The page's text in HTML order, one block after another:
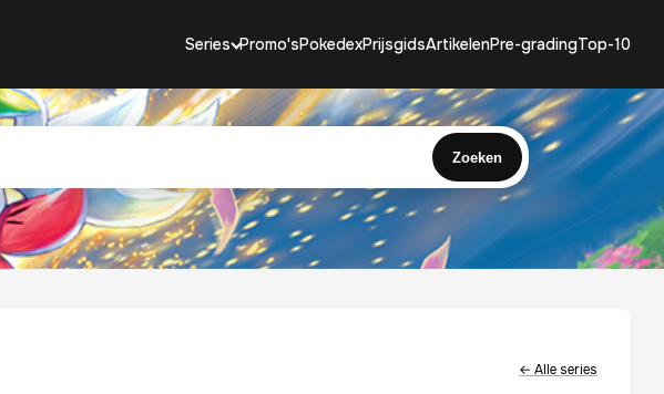
Series Promo'sPokedexPrijsgidsArtikelenPre-gradingTop-10
Zoeken
← Alle series